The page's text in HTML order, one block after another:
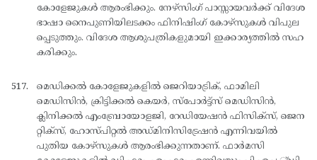
കോളേജുകള്‍ ആരംഭിക്കും. നേഴ്സിംഗ് പാസ്സായവര്‍ക്ക് വിദേശ
ഭാഷാ നൈപുണിയിലടക്കം ഫിനിഷിംഗ് കോഴ്സുകള്‍ വിപുല
പ്പെടുത്തും. വിദേശ ആശുപത്രികളുമായി ഇക്കാര്യത്തില്‍ സഹ
കരിക്കും.
മെഡിക്കല്‍ കോളേജുകളില്‍ ജെറിയാട്രിക്, ഫാമിലി
മെഡിസിന്‍, ക്രിട്ടിക്കല്‍ കെയര്‍, സ്പോര്‍ട്ട്സ് മെഡിസിന്‍,
ക്ലിനിക്കല്‍ എംബ്രോയോളജി, റേഡിയേഷന്‍ ഫിസിക്സ്, ജെന
റ്റിക്സ്, ഹോസ്പിറ്റല്‍ അഡ്മിനിസിട്രേഷന്‍ എന്നിവയില്‍
പുതിയ കോഴ്സുകള്‍ ആരംഭിക്കുന്നതാണ്. ഫാര്‍മസി